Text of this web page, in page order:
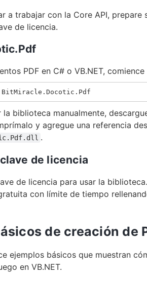
a trabajar con la Core API,
de licencia.
PDF en C# o VB.NET,
la biblioteca manualmente,
y agregue una referencia
.
de licencia
de licencia para usar la
con límite de tiempo
de creación de
ejemplos básicos que muestran
en VB.NET.